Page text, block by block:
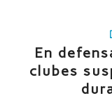
En
clubes